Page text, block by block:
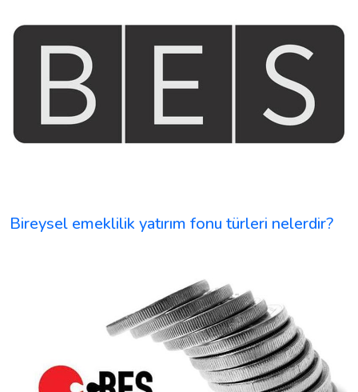
Bireysel emeklilik yatırım fonu türleri nelerdir?